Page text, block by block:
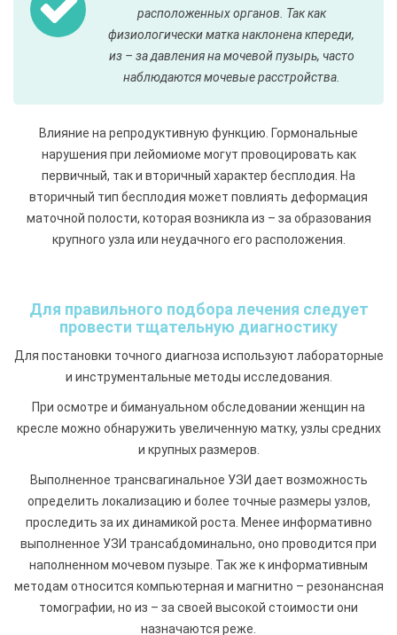
расположенных органов. Так как
физиологически матка наклонена кпереди,
из – за давления на мочевой пузырь, часто
наблюдаются мочевые расстройства.
Влияние на репродуктивную функцию. Гормональные
нарушения при лейомиоме могут провоцировать как
первичный, так и вторичный характер бесплодия. На
вторичный тип бесплодия может повлиять деформация
маточной полости, которая возникла из – за образования
крупного узла или неудачного его расположения.
Для правильного подбора лечения следует
провести тщательную диагностику
Для постановки точного диагноза используют лабораторные
и инструментальные методы исследования.
При осмотре и бимануальном обследовании женщин на
кресле можно обнаружить увеличенную матку, узлы средних
и крупных размеров.
Выполненное трансвагинальное УЗИ дает возможность
определить локализацию и более точные размеры узлов,
проследить за их динамикой роста. Менее информативно
выполненное УЗИ трансабдоминально, оно проводится при
наполненном мочевом пузыре. Так же к информативным
методам относится компьютерная и магнитно – резонансная
томографии, но из – за своей высокой стоимости они
назначаются реже.